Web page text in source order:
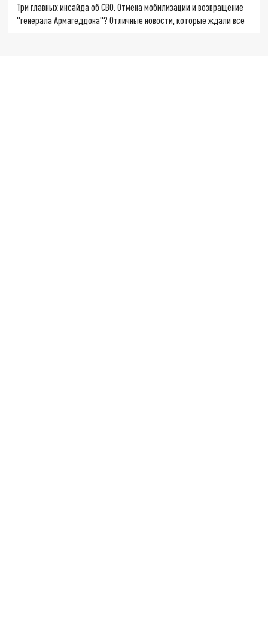
Три главных инсайда об СВО. Отмена мобилизации и возвращение
"генерала Армагеддона"? Отличные новости, которые ждали все